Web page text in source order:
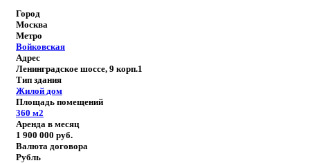
Город
Москва
Метро
Войковская
Адрес
Ленинградское шоссе, 9 корп.1
Тип здания
Жилой дом
Площадь помещений
360 м2
Аренда в месяц
1 900 000 руб.
Валюта договора
Рубль